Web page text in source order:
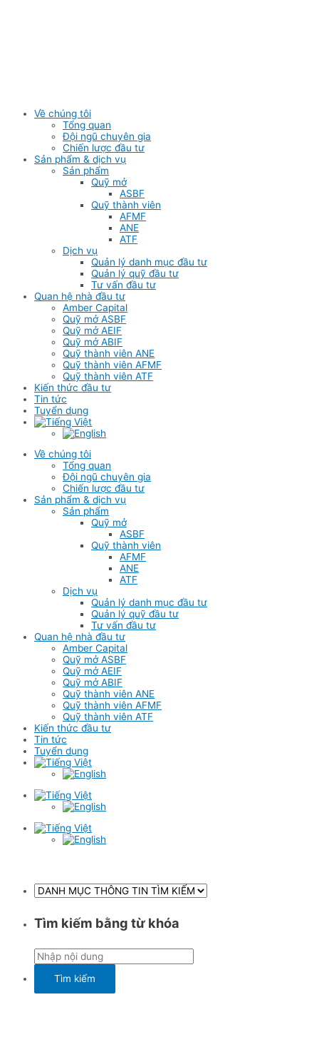
Về chúng tôi
Tổng quan
Đội ngũ chuyên gia
Chiến lược đầu tư
Sản phẩm & dịch vụ
Sản phẩm
Quỹ mở
ASBF
Quỹ thành viên
AFMF
ANE
ATF
Dịch vụ
Quản lý danh mục đầu tư
Quản lý quỹ đầu tư
Tư vấn đầu tư
Quan hệ nhà đầu tư
Amber Capital
Quỹ mở ASBF
Quỹ mở AEIF
Quỹ mở ABIF
Quỹ thành viên ANE
Quỹ thành viên AFMF
Quỹ thành viên ATF
Kiến thức đầu tư
Tin tức
Tuyển dụng
Về chúng tôi
Tổng quan
Đội ngũ chuyên gia
Chiến lược đầu tư
Sản phẩm & dịch vụ
Sản phẩm
Quỹ mở
ASBF
Quỹ thành viên
AFMF
ANE
ATF
Dịch vụ
Quản lý danh mục đầu tư
Quản lý quỹ đầu tư
Tư vấn đầu tư
Quan hệ nhà đầu tư
Amber Capital
Quỹ mở ASBF
Quỹ mở AEIF
Quỹ mở ABIF
Quỹ thành viên ANE
Quỹ thành viên AFMF
Quỹ thành viên ATF
Kiến thức đầu tư
Tin tức
Tuyển dụng
Tìm kiếm bằng từ khóa